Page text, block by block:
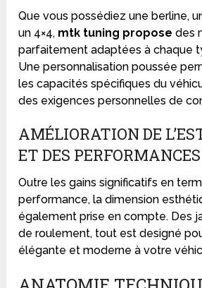
Que vous possédiez une berline,
un 4×4, mtk tuning propose des
parfaitement adaptées à chaque
Une personnalisation poussée
les capacités spécifiques du
des exigences personnelles de
AMÉLIORATION DE
ET DES PERFORMANCES
Outre les gains significatifs en
performance, la dimension
également prise en compte. Des
de roulement, tout est designé
élégante et moderne à votre